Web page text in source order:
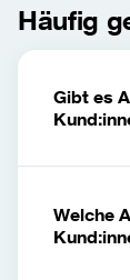
Häufig
Gibt es
Welche